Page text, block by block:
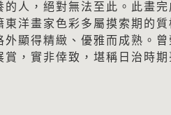
人，絕對無法至此。此畫完
洋畫家色彩多屬摸索期的質
顯得精緻、優雅而成熟。曾
賞，實非倖致，堪稱日治時期